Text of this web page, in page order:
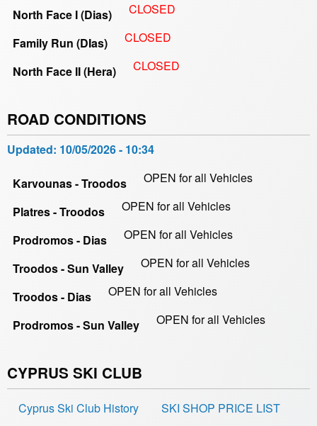
North Face I (Dias) CLOSED
Family Run (DIas) CLOSED
North Face II (Hera) CLOSED
ROAD CONDITIONS
Updated: 10/05/2026 - 10:34
Karvounas - Troodos OPEN for all Vehicles
Platres - Troodos OPEN for all Vehicles
Prodromos - Dias OPEN for all Vehicles
Troodos - Sun Valley OPEN for all Vehicles
Troodos - Dias OPEN for all Vehicles
Prodromos - Sun Valley OPEN for all Vehicles
CYPRUS SKI CLUB
Cyprus Ski Club History
SKI SHOP PRICE LIST